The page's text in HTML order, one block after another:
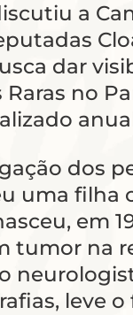
a
dar
Raras no
dos
uma filha
em
tumor na
leve